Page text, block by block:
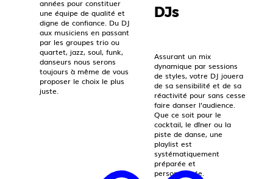
années pour constituer
une équipe de qualité et
digne de confiance. Du DJ
aux musiciens en passant
par les groupes trio ou
quartet, jazz, soul, funk,
danseurs nous serons
toujours à même de vous
proposer le choix le plus
juste.
DJs
Assurant un mix
dynamique par sessions
de styles, votre DJ jouera
de sa sensibilité et de sa
réactivité pour sans cesse
faire danser l’audience.
Que ce soit pour le
cocktail, le dîner ou la
piste de danse, une
playlist est
systématiquement
préparée et
personnalisée.